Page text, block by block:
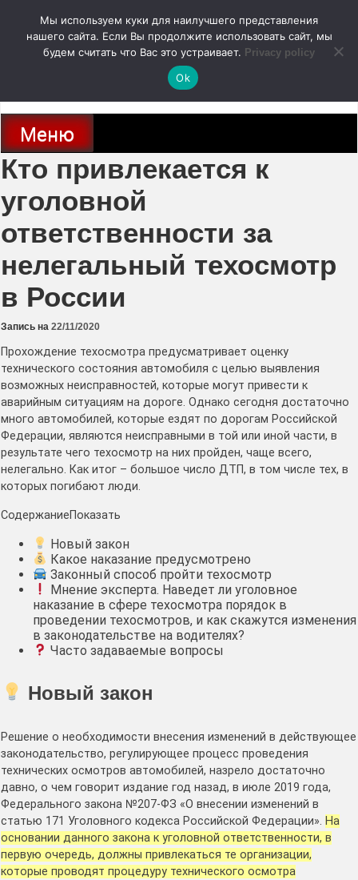
содержимому
autodoc24.ru
Новости про современные автомобили и не только, новинки зарубежного
и отечественного автопрома
Меню
Кто привлекается к
уголовной
ответственности за
нелегальный техосмотр
в России
Запись на 22/11/2020
Прохождение техосмотра предусматривает оценку
технического состояния автомобиля с целью выявления
возможных неисправностей, которые могут привести к
аварийным ситуациям на дороге. Однако сегодня достаточно
много автомобилей, которые ездят по дорогам Российской
Федерации, являются неисправными в той или иной части, в
результате чего техосмотр на них пройден, чаще всего,
нелегально. Как итог – большое число ДТП, в том числе тех, в
которых погибают люди.
СодержаниеПоказать
Новый закон
Какое наказание предусмотрено
Законный способ пройти техосмотр
Мнение эксперта. Наведет ли уголовное
наказание в сфере техосмотра порядок в
проведении техосмотров, и как скажутся изменения
в законодательстве на водителях?
Часто задаваемые вопросы
Новый закон
Решение о необходимости внесения изменений в действующее
законодательство, регулирующее процесс проведения
технических осмотров автомобилей, назрело достаточно
давно, о чем говорит издание год назад, в июле 2019 года,
Федерального закона №207-ФЗ «О внесении изменений в
статью 171 Уголовного кодекса Российской Федерации». На
основании данного закона к уголовной ответственности, в
первую очередь, должны привлекаться те организации,
которые проводят процедуру технического осмотра
Мы используем куки для наилучшего представления
нашего сайта. Если Вы продолжите использовать сайт, мы
будем считать что Вас это устраивает. Privacy policy
Ok